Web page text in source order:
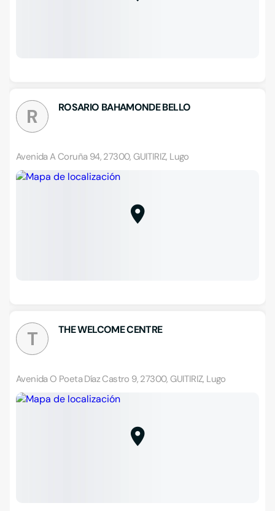
R ROSARIO BAHAMONDE BELLO
Avenida A Coruña 94, 27300, GUITIRIZ, Lugo
T THE WELCOME CENTRE
Avenida O Poeta Díaz Castro 9, 27300, GUITIRIZ, Lugo